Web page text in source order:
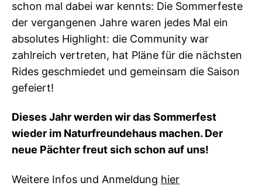
schon mal dabei war kennts: Die Sommerfeste
der vergangenen Jahre waren jedes Mal ein
absolutes Highlight: die Community war
zahlreich vertreten, hat Pläne für die nächsten
Rides geschmiedet und gemeinsam die Saison
gefeiert!
Dieses Jahr werden wir das Sommerfest
wieder im Naturfreundehaus machen. Der
neue Pächter freut sich schon auf uns!
Weitere Infos und Anmeldung hier